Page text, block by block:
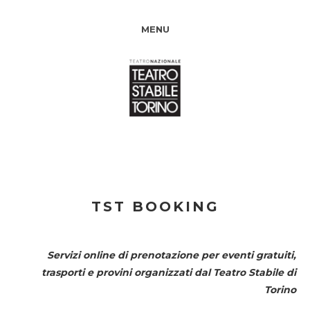
MENU
TST BOOKING
Servizi online di prenotazione per eventi gratuiti,
trasporti e provini organizzati dal Teatro Stabile di
Torino